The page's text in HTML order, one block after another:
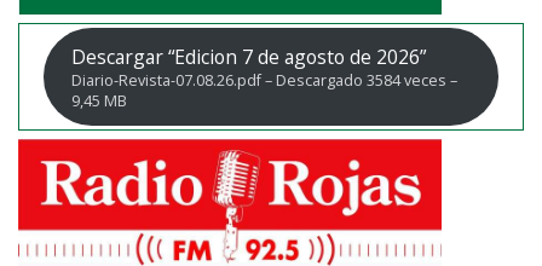
Descargar “Edicion 7 de agosto de 2026”
Diario-Revista-07.08.26.pdf – Descargado 3584 veces –
9,45 MB